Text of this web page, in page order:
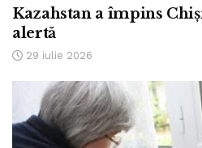
Kazahstan a împins
alertă
29 iulie 2026